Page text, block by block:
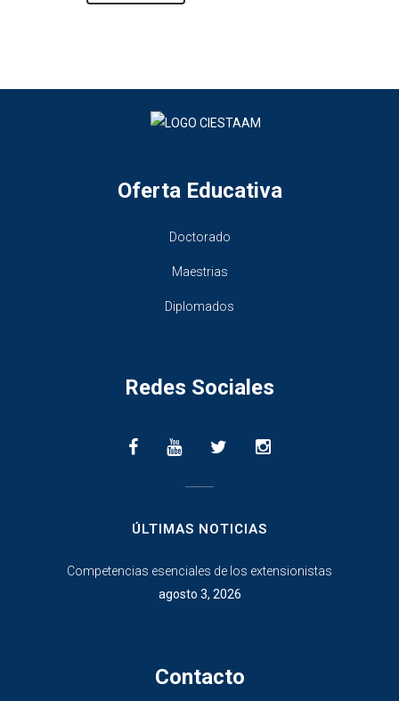
Oferta Educativa
Doctorado
Maestrias
Diplomados
Redes Sociales
ÚLTIMAS NOTICIAS
Competencias esenciales de los extensionistas
agosto 3, 2026
Contacto